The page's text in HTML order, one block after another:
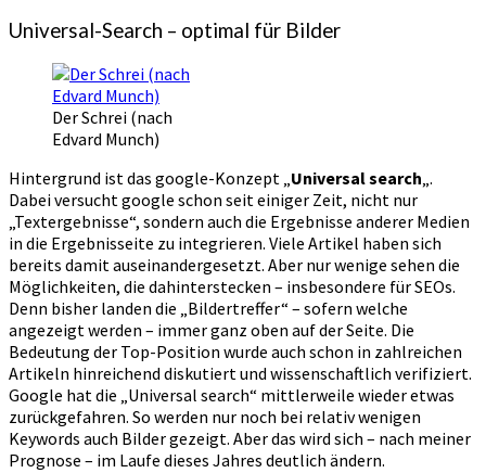
Universal-Search – optimal für Bilder
Der Schrei (nach
Edvard Munch)
Hintergrund ist das google-Konzept „Universal search„.
Dabei versucht google schon seit einiger Zeit, nicht nur
„Textergebnisse“, sondern auch die Ergebnisse anderer Medien
in die Ergebnisseite zu integrieren. Viele Artikel haben sich
bereits damit auseinandergesetzt. Aber nur wenige sehen die
Möglichkeiten, die dahinterstecken – insbesondere für SEOs.
Denn bisher landen die „Bildertreffer“ – sofern welche
angezeigt werden – immer ganz oben auf der Seite. Die
Bedeutung der Top-Position wurde auch schon in zahlreichen
Artikeln hinreichend diskutiert und wissenschaftlich verifiziert.
Google hat die „Universal search“ mittlerweile wieder etwas
zurückgefahren. So werden nur noch bei relativ wenigen
Keywords auch Bilder gezeigt. Aber das wird sich – nach meiner
Prognose – im Laufe dieses Jahres deutlich ändern.